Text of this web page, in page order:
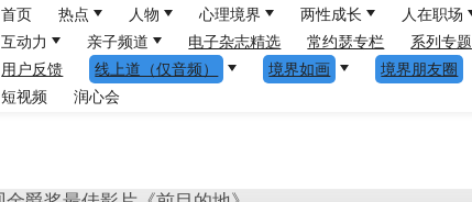
首页 热点 人物 心理境界 两性成长 人在职场
互动力
亲子频道 电子杂志精选 常约瑟专栏 系列专题
用户反馈
线上道（仅音频） 境界如画 境界朋友圈
短视频
润心会